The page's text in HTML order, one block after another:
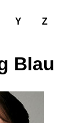
Y Z
Blau